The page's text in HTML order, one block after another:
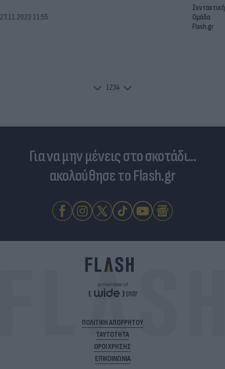
27.11.2023 11:55
Συντακτική
Ομάδα
Flash.gr
1234
Για να μην μένεις στο σκοτάδι...
ακολούθησε το Flash.gr
ΠΟΛΙΤΙΚΗ ΑΠΟΡΡΗΤΟΥ
ΤΑΥΤΟΤΗΤΑ
ΟΡΟΙ ΧΡΗΣΗΣ
ΕΠΙΚΟΙΝΩΝΙΑ